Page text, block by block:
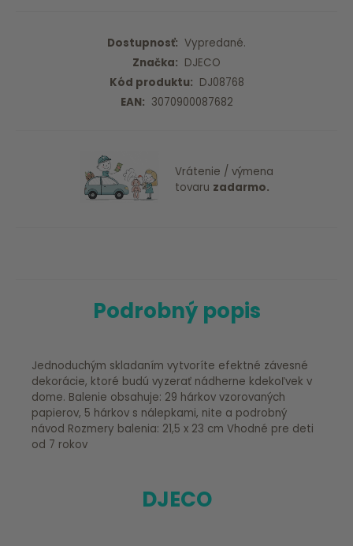
Dostupnosť: Vypredané.
Značka: DJECO
Kód produktu: DJ08768
EAN: 3070900087682
Vrátenie / výmena
tovaru zadarmo.
Podrobný popis
Jednoduchým skladaním vytvoríte efektné závesné
dekorácie, ktoré budú vyzerať nádherne kdekoľvek v
dome. Balenie obsahuje: 29 hárkov vzorovaných
papierov, 5 hárkov s nálepkami, nite a podrobný
návod Rozmery balenia: 21,5 x 23 cm Vhodné pre deti
od 7 rokov
DJECO